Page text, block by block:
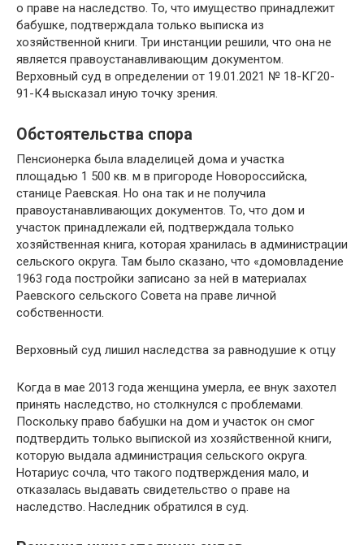
о праве на наследство. То, что имущество принадлежит
бабушке, подтверждала только выписка из
хозяйственной книги. Три инстанции решили, что она не
является правоустанавливающим документом.
Верховный суд в определении от 19.01.2021 № 18-КГ20-
91-К4 высказал иную точку зрения.
Обстоятельства спора
Пенсионерка была владелицей дома и участка
площадью 1 500 кв. м в пригороде Новороссийска,
станице Раевская. Но она так и не получила
правоустанавливающих документов. То, что дом и
участок принадлежали ей, подтверждала только
хозяйственная книга, которая хранилась в администрации
сельского округа. Там было сказано, что «домовладение
1963 года постройки записано за ней в материалах
Раевского сельского Совета на праве личной
собственности.
Верховный суд лишил наследства за равнодушие к отцу
Когда в мае 2013 года женщина умерла, ее внук захотел
принять наследство, но столкнулся с проблемами.
Поскольку право бабушки на дом и участок он смог
подтвердить только выпиской из хозяйственной книги,
которую выдала администрация сельского округа.
Нотариус сочла, что такого подтверждения мало, и
отказалась выдавать свидетельство о праве на
наследство. Наследник обратился в суд.